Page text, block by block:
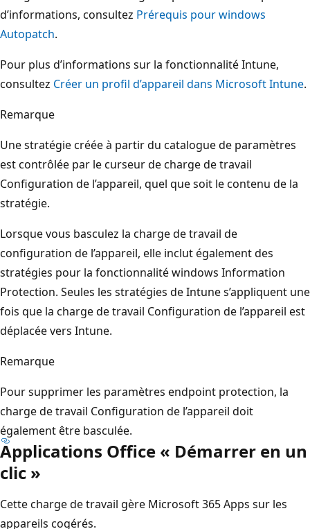
d’informations, consultez Prérequis pour windows
Autopatch.
Pour plus d’informations sur la fonctionnalité Intune,
consultez Créer un profil d’appareil dans Microsoft Intune.
Remarque
Une stratégie créée à partir du catalogue de paramètres
est contrôlée par le curseur de charge de travail
Configuration de l’appareil, quel que soit le contenu de la
stratégie.
Lorsque vous basculez la charge de travail de
configuration de l’appareil, elle inclut également des
stratégies pour la fonctionnalité windows Information
Protection. Seules les stratégies de Intune s’appliquent une
fois que la charge de travail Configuration de l’appareil est
déplacée vers Intune.
Remarque
Pour supprimer les paramètres endpoint protection, la
charge de travail Configuration de l’appareil doit
également être basculée.
Applications Office « Démarrer en un
clic »
Cette charge de travail gère Microsoft 365 Apps sur les
appareils cogérés.